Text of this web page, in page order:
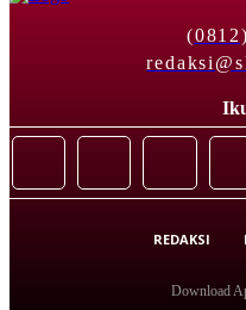
REDAKSI
Download